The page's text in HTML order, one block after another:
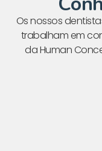
Os nossos
trabalham em
da Human